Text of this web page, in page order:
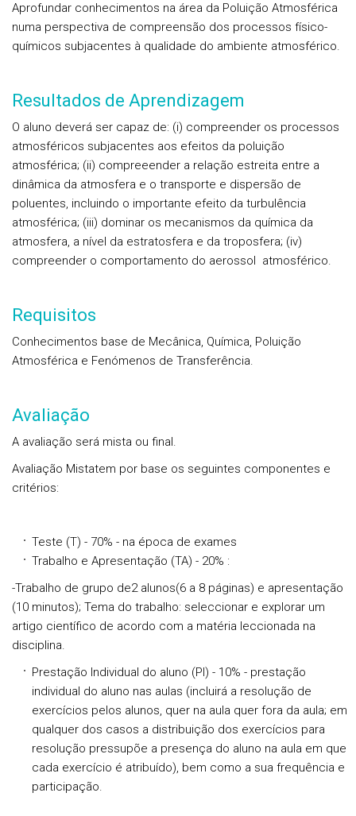
Aprofundar conhecimentos na área da Poluição Atmosférica
numa perspectiva de compreensão dos processos físico-
químicos subjacentes à qualidade do ambiente atmosférico.
Resultados de Aprendizagem
O aluno deverá ser capaz de: (i) compreender os processos
atmosféricos subjacentes aos efeitos da poluição
atmosférica; (ii) compreeender a relação estreita entre a
dinâmica da atmosfera e o transporte e dispersão de
poluentes, incluindo o importante efeito da turbulência
atmosférica; (iii) dominar os mecanismos da química da
atmosfera, a nível da estratosfera e da troposfera; (iv)
compreender o comportamento do aerossol atmosférico.
Requisitos
Conhecimentos base de Mecânica, Química, Poluição
Atmosférica e Fenómenos de Transferência.
Avaliação
A avaliação será mista ou final.
Avaliação Mistatem por base os seguintes componentes e
critérios:
Teste (T) - 70% - na época de exames
Trabalho e Apresentação (TA) - 20% :
-Trabalho de grupo de2 alunos(6 a 8 páginas) e apresentação
(10 minutos); Tema do trabalho: seleccionar e explorar um
artigo científico de acordo com a matéria leccionada na
disciplina.
Prestação Individual do aluno (PI) - 10% - prestação
individual do aluno nas aulas (incluirá a resolução de
exercícios pelos alunos, quer na aula quer fora da aula; em
qualquer dos casos a distribuição dos exercícios para
resolução pressupõe a presença do aluno na aula em que
cada exercício é atribuído), bem como a sua frequência e
participação.